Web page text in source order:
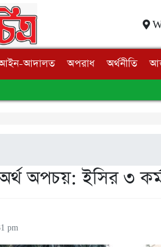
আদালত অপরাধ অর্থনীতি
অপচয়: ইসির ৩
pm